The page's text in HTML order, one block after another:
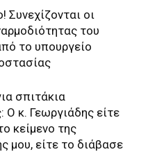
Συνεχίζονται οι
του
το υπουργείο
σπιτάκια
Ο κ. Γεωργιάδης είτε
κείμενο της
μου, είτε το διάβασε